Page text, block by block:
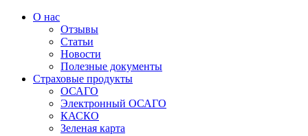
О нас
Отзывы
Статьи
Новости
Полезные документы
Страховые продукты
ОСАГО
Электронный ОСАГО
КАСКО
Зеленая карта